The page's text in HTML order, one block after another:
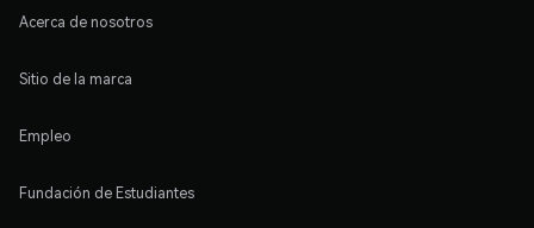
Acerca de nosotros
Sitio de la marca
Empleo
Fundación de Estudiantes